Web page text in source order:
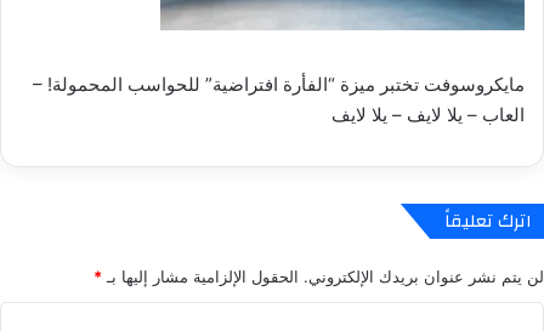
مايكروسوفت تختبر ميزة “الفأرة افتراضية” للحواسب المحمولة! –
العاب – يلا لايف – يلا لايف
اترك تعليقاً
لن يتم نشر عنوان بريدك الإلكتروني. الحقول الإلزامية مشار إليها بـ *